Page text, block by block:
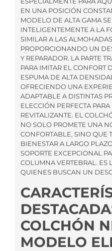
EN UNA POSICIÓN
MODELO DE ALTA GAMA
INTELIGENTEMENTE A LA
SIMILAR A LAS
PROPORCIONANDO UN
Y REPARADOR. LA PARTE
PARA IMITAR EL CONFORT
ESPUMA DE ALTA
OFRECIENDO UNA
ADAPTABLE A DISTINTAS
ELECCIÓN PERFECTA
REVITALIZANTE. EL
NO SOLO PROMETE UNA
CONFORTABLE, SINO QUE
BIENESTAR A LARGO
SOPORTE EXCEPCIONAL
COLUMNA VERTEBRAL. ES
QUIENES BUSCAN UN
COLCHÓN
MODELO